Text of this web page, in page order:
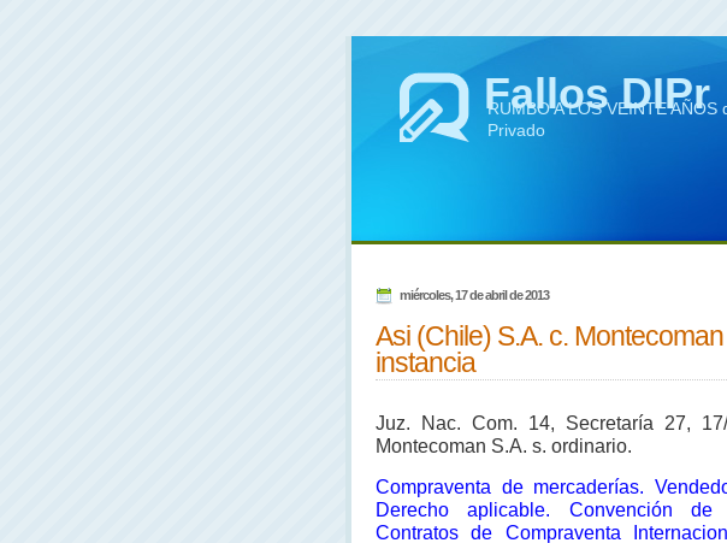
Fallos DIPr
RUMBO A LOS VEINTE
Privado
miércoles, 17 de abril de 2013
Asi (Chile) S.A. c. Montecoman
instancia
Juz. Nac. Com. 14, Secretaría 27,
Montecoman S.A. s. ordinario.
Compraventa de mercaderías.
Derecho aplicable. Convención
Contratos de Compraventa